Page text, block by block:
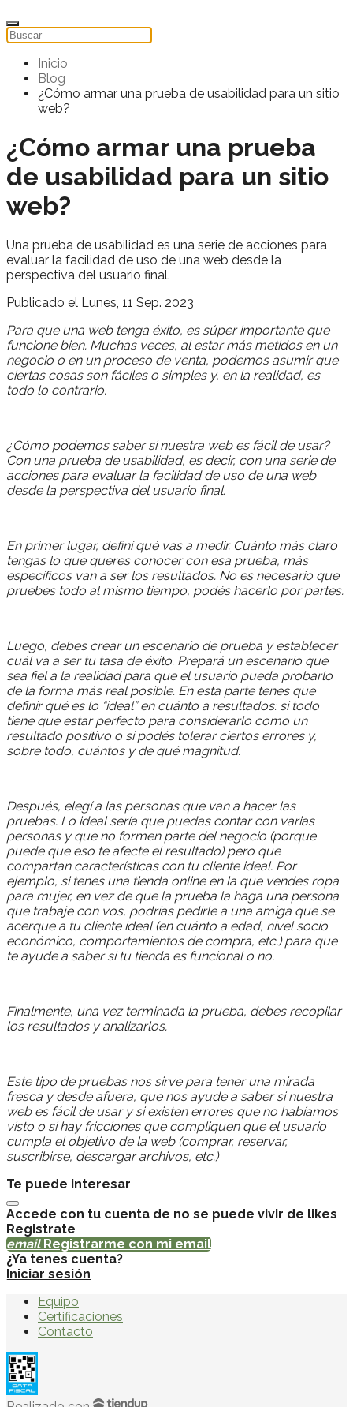
Inicio
Blog
¿Cómo armar una prueba de usabilidad para un sitio
web?
¿Cómo armar una prueba
de usabilidad para un sitio
web?
Una prueba de usabilidad es una serie de acciones para
evaluar la facilidad de uso de una web desde la
perspectiva del usuario final.
Publicado el Lunes, 11 Sep. 2023
Para que una web tenga éxito, es súper importante que
funcione bien. Muchas veces, al estar más metidos en un
negocio o en un proceso de venta, podemos asumir que
ciertas cosas son fáciles o simples y, en la realidad, es
todo lo contrario.
¿Cómo podemos saber si nuestra web es fácil de usar?
Con una prueba de usabilidad, es decir, con una serie de
acciones para evaluar la facilidad de uso de una web
desde la perspectiva del usuario final.
En primer lugar, definí qué vas a medir. Cuánto más claro
tengas lo que queres conocer con esa prueba, más
específicos van a ser los resultados. No es necesario que
pruebes todo al mismo tiempo, podés hacerlo por partes.
Luego, debes crear un escenario de prueba y establecer
cuál va a ser tu tasa de éxito. Prepará un escenario que
sea fiel a la realidad para que el usuario pueda probarlo
de la forma más real posible. En esta parte tenes que
definir qué es lo “ideal” en cuánto a resultados: si todo
tiene que estar perfecto para considerarlo como un
resultado positivo o si podés tolerar ciertos errores y,
sobre todo, cuántos y de qué magnitud.
Después, elegí a las personas que van a hacer las
pruebas. Lo ideal sería que puedas contar con varias
personas y que no formen parte del negocio (porque
puede que eso te afecte el resultado) pero que
compartan características con tu cliente ideal. Por
ejemplo, si tenes una tienda online en la que vendes ropa
para mujer, en vez de que la prueba la haga una persona
que trabaje con vos, podrías pedirle a una amiga que se
acerque a tu cliente ideal (en cuánto a edad, nivel socio
económico, comportamientos de compra, etc.) para que
te ayude a saber si tu tienda es funcional o no.
Finalmente, una vez terminada la prueba, debes recopilar
los resultados y analizarlos.
Este tipo de pruebas nos sirve para tener una mirada
fresca y desde afuera, que nos ayude a saber si nuestra
web es fácil de usar y si existen errores que no habíamos
visto o si hay fricciones que compliquen que el usuario
cumpla el objetivo de la web (comprar, reservar,
suscribirse, descargar archivos, etc.)
Te puede interesar
Accede con tu cuenta de no se puede vivir de likes
Registrate
emailRegistrarme con mi email
¿Ya tenes cuenta?
Iniciar sesión
Equipo
Certificaciones
Contacto